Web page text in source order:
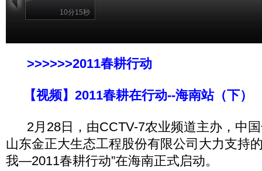
10分15秒
>>>>>>2011春耕行动
【视频】2011春耕在行动--海南站（下）
2月28日，由CCTV-7农业频道主办，中
山东金正大生态工程股份有限公司大力支持
我—2011春耕行动”在海南正式启动。